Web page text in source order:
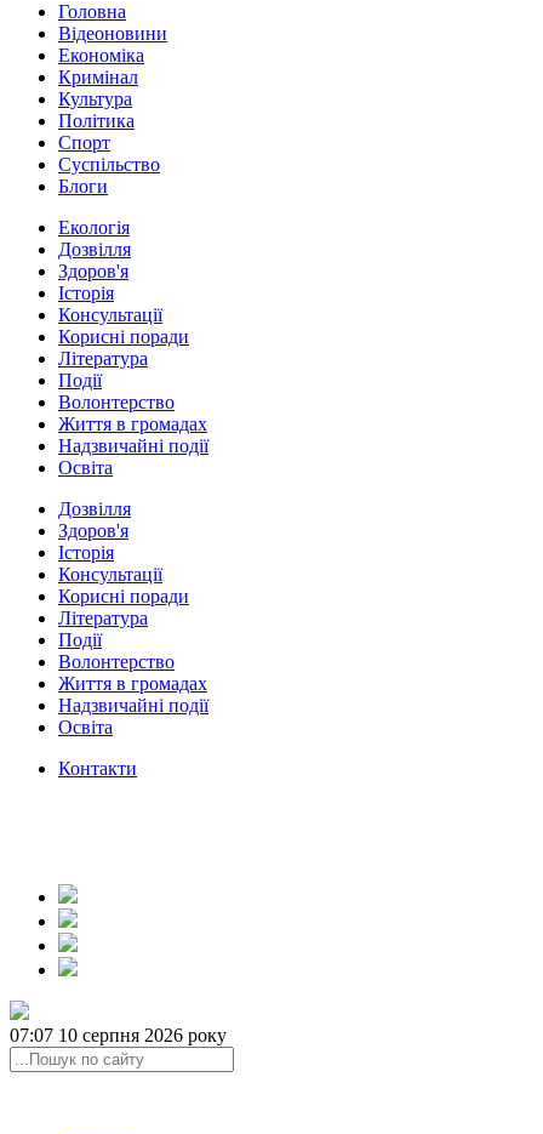
Головна
Відеоновини
Економіка
Кримінал
Культура
Політика
Спорт
Суспільство
Блоги
Екологія
Дозвілля
Здоров'я
Історія
Консультації
Корисні поради
Література
Події
Волонтерство
Життя в громадах
Надзвичайні події
Освіта
Дозвілля
Здоров'я
Історія
Консультації
Корисні поради
Література
Події
Волонтерство
Життя в громадах
Надзвичайні події
Освіта
Контакти
07:08 10 серпня 2026 року